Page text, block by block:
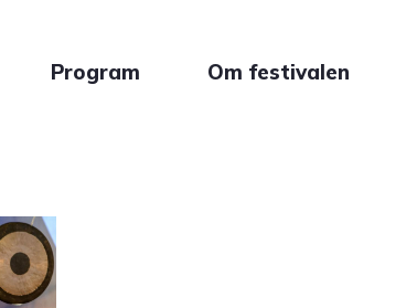
Program Om festivalen